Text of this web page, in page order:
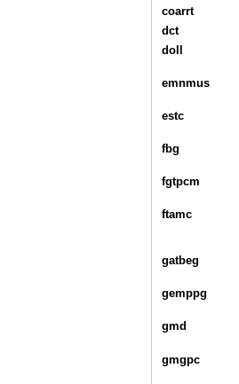
coarrt
dct
doll
emnmus
estc
fbg
fgtpcm
ftamc
gatbeg
gemppg
gmd
gmgpc